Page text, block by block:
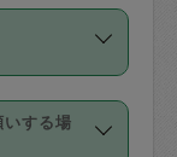
。な
等はござ
ジさん自
。
初は制限
の平均
額が上
（Visa／
／
する場